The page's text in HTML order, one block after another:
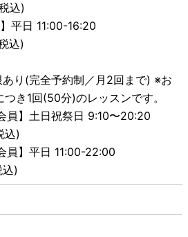
込)
】平日 11:00-16:20
込)
り(完全予約制／月2回まで) ※お
つき1回(50分)のレッスンです。
員】土日祝祭日 9:10〜20:20
込)
員】平日 11:00-22:00
)